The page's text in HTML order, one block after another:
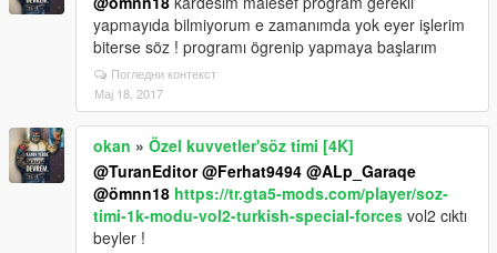
yapmayıda bilmiyorum e zamanımda yok eyer işlerim
biterse söz ! programı ögrenip yapmaya başlarım
Погледни контекст
Мај 18, 2017
okan » Özel kuvvetler'söz timi [4K]
@TuranEditor @Ferhat9494 @ALp_Garaqe
@ömnn18 https://tr.gta5-mods.com/player/soz-
timi-1k-modu-vol2-turkish-special-forces vol2 cıktı
beyler !